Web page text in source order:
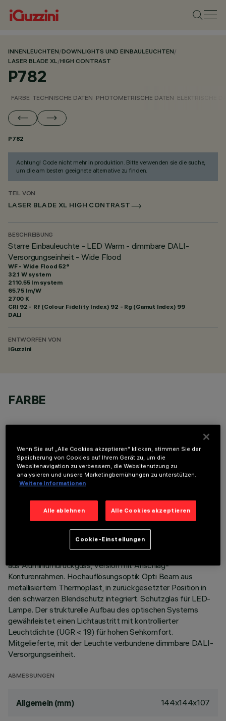
INNENLEUCHTEN/DOWNLIGHTS UND EINBAULEUCHTEN/
LASER BLADE XL/HIGH CONTRAST
P782
FARBE TECHNISCHE DATEN PHOTOMETRISCHE DATEN ELEKTRISCHE
P782
Achtung! Code nicht mehr in produktion. Bitte verwenden sie die suche,
um die am besten geeignete alternative zu finden.
TEIL VON
LASER BLADE XL HIGH CONTRAST
BESCHREIBUNG
Starre Einbauleuchte - LED Warm - dimmbare DALI-
Versorgungseinheit - Wide Flood
WF - Wide Flood 52°
32.1 W system
2110.55 lm system
65.75 lm/W
2700 K
CRI 92 - Rf (Colour Fidelity Index) 92 - Rg (Gamut Index) 99
DALI
ENTWORFEN VON
iGuzzini
FARBE
TECHNISCHE DATEN
LETZTES UPDATE: 05.08.2026
BESCHREIBUNG
Einbau-Leuchte mit fester Optik für LED-Lampe Warm
White mit hohem Farbwiedergabeindex. System zur passiven
aus Aluminiumdruckguss, Version mit Anschlag-
Konturenrahmen. Hochauflösungsoptik Opti Beam aus
metallisiertem Thermoplast, in zurückgesetzter Position in
den schwarzen Blendschutz integriert. Schutzglas für LED-
Lampe. Der strukturelle Aufbau des optischen Systems
gewährleistet einen Lichtaustritt mit kontrollierter
Leuchtdichte (UGR < 19) für hohen Sehkomfort.
Mitgelieferte, mit der Leuchte verbundene dimmbare DALI-
Versorgungseinheit.
ABMESSUNGEN
Allgemein (mm) 144x144x107
Wenn Sie auf „Alle Cookies akzeptieren“ klicken, stimmen Sie der
Speicherung von Cookies auf Ihrem Gerät zu, um die
Websitenavigation zu verbessern, die Websitenutzung zu
analysieren und unsere Marketingbemühungen zu unterstützen.
Weitere Informationen
Alle ablehnen Alle Cookies akzeptieren
Cookie-Einstellungen